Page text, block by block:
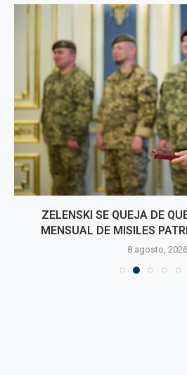
ZELENSKI SE QUEJA DE
MENSUAL DE MISILES
8 agosto, 2026